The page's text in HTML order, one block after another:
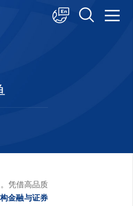
凭借高品质
金融与证券